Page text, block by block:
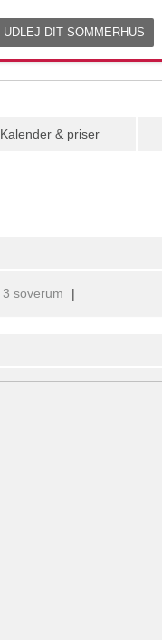
UDLEJ DIT SOMMERHUS
Kalender & priser
3 soverum |